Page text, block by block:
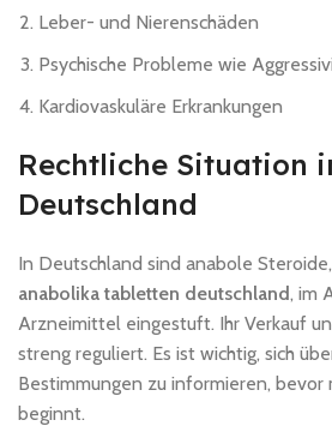
Leber- und Nierenschäden
Psychische Probleme wie
Kardiovaskuläre Erkrankungen
Rechtliche Situation
Deutschland
In Deutschland sind anabole
anabolika tabletten deutschland, im
Arzneimittel eingestuft. Ihr Verkauf
streng reguliert. Es ist wichtig, sich
Bestimmungen zu informieren, bevor
beginnt.